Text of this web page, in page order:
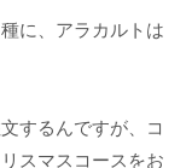
に、アラカルトは
するんですが、コ
スマスコースをお